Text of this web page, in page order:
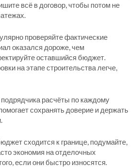
всё в договор, чтобы потом не
проверяйте фактические
оказался дороже, чем
оставшийся бюджет.
на этапе строительства легче,
расчёты по каждому
сохранять доверие и держать
сходится к границе, подумайте,
экономия на отделочных
если они быстро износятся.